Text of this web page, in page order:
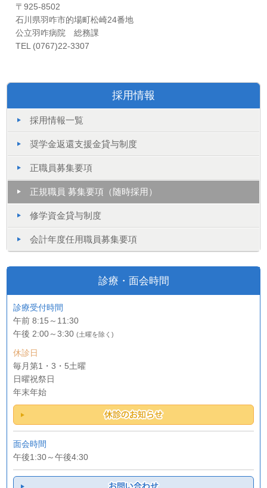
採用情報
採用情報一覧
奨学金返還支援金貸与制度
正職員募集要項
正規職員 募集要項（随時採用）
修学資金貸与制度
会計年度任用職員募集要項
診療・面会時間
診療受付時間
午前 8:15～11:30
午後 2:00～3:30(土曜を除く)
休診日
毎月第1・3・5土曜
日曜祝祭日
年末年始
面会時間
午後1:30～午後4:30
〒925-8502
石川県羽咋市的場町松崎24番地
公立羽咋病院 総務課
TEL (0767)22-3307